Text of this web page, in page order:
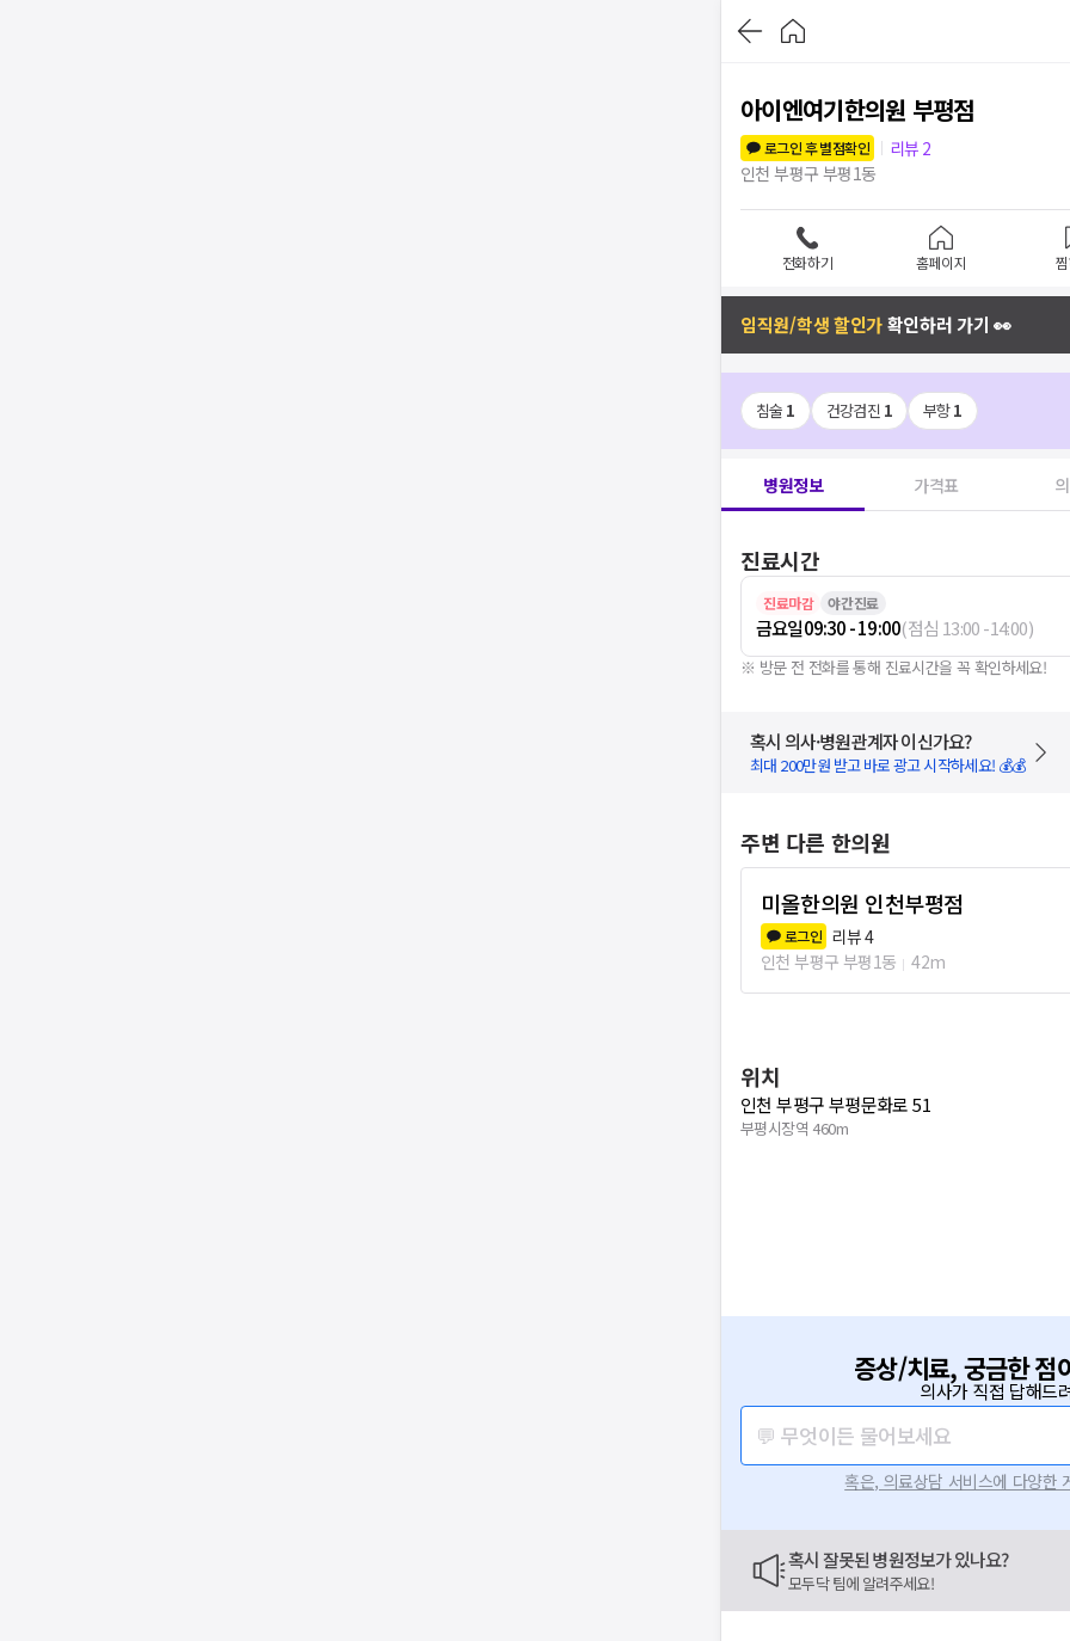
아이엔여기한의원 부평점
로그인 후 별점확인
리뷰 2
인천 부평구 부평1동
전화하기 홈페이지
임직원/학생 할인가확인하러 가기 👀
침술 1 건강검진 1 부항1
병원정보 가격표
진료시간
진료마감 야간진료
금요일09:30 - 19:00(점심 13:00-14:00)
※ 방문 전 전화를 통해 진료시간을 꼭 확인하세요!
혹시 의사·병원관계자 이신가요?
최대 200만원 받고 바로 광고 시작하세요! 💰💰
주변 다른 한의원
미올한의원 인천부평점
로그인 리뷰4
인천 부평구 부평1동
42m
위치
인천 부평구 부평문화로 51
부평시장역 460m
증상/치료, 궁금한 점
의사가 직접 답해드
💬 무엇이든 물어보세요
혹은, 의료상담 서비스에 다양한
혹시 잘못된 병원정보가 있나요?
모두닥 팀에 알려주세요!